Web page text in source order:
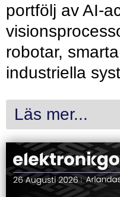
portfölj av AI-
robotar,
industriella
Läs mer...